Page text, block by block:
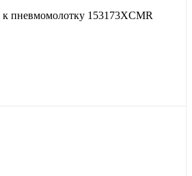
к пневмомолотку 153173XCMR